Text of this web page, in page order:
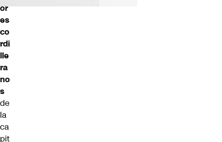
or
es
co
rdi
lle
ra
no
s
de
la
ca
pit